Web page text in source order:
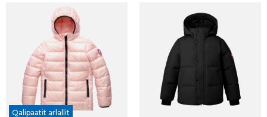
Qalipaatit arlallit